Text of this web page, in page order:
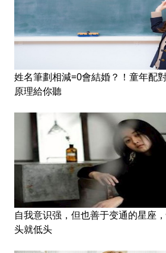
姓名筆劃相減=0會結婚？！童年配
原理給你聽
自我意识强，但也善于变通的星座
头就低头